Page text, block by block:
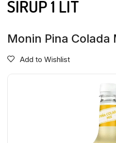
SIRUP 1 LIT
Monin Pina Colada
Add to Wishlist